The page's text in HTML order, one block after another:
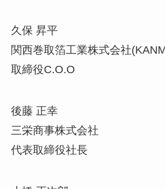
久保 昇平
関西巻取箔工業株式会社
取締役C.O.O
後藤 正幸
三栄商事株式会社
代表取締役社長